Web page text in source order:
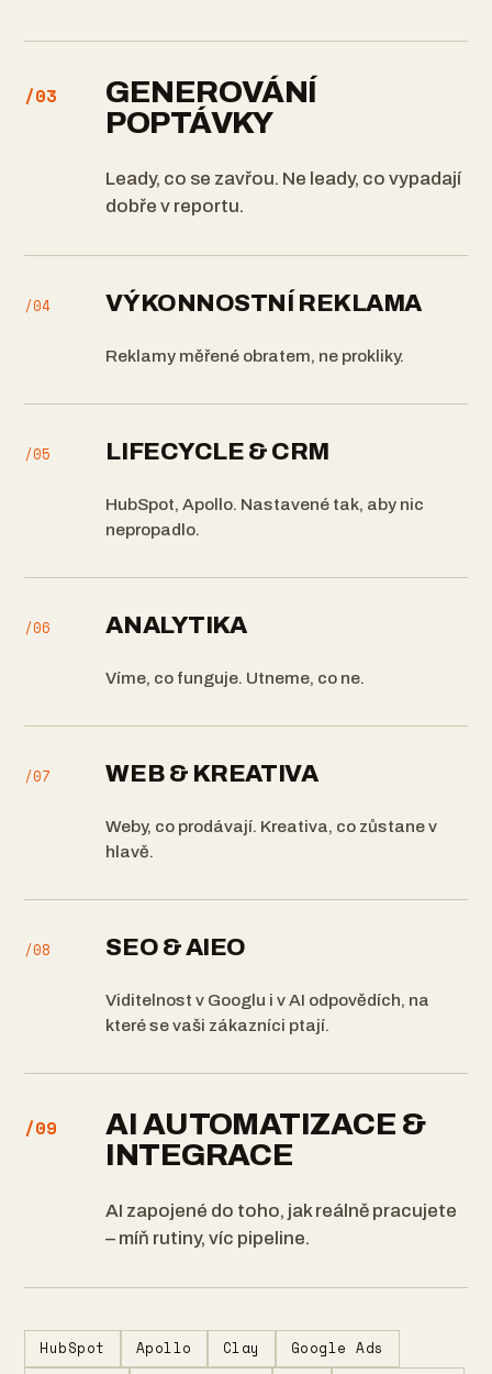
/03
GENEROVÁNÍ
POPTÁVKY
Leady, co se zavřou. Ne leady, co vypadají
dobře v reportu.
/04 VÝKONNOSTNÍ REKLAMA
Reklamy měřené obratem, ne prokliky.
/05 LIFECYCLE & CRM
HubSpot, Apollo. Nastavené tak, aby nic
nepropadlo.
/06 ANALYTIKA
Víme, co funguje. Utneme, co ne.
/07 WEB & KREATIVA
Weby, co prodávají. Kreativa, co zůstane v
hlavě.
/08 SEO & AIEO
Viditelnost v Googlu i v AI odpovědích, na
které se vaši zákazníci ptají.
/09
AI AUTOMATIZACE &
INTEGRACE
AI zapojené do toho, jak reálně pracujete
– míň rutiny, víc pipeline.
HubSpot Apollo Clay
Google Ads